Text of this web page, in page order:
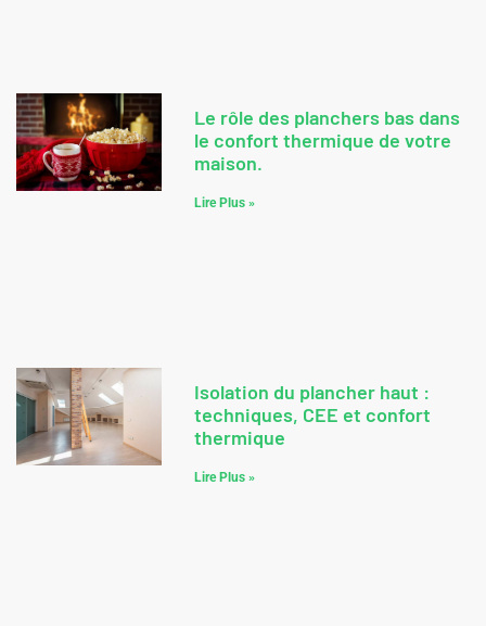
Le rôle des planchers bas dans
le confort thermique de votre
maison.
Lire Plus »
Isolation du plancher haut :
techniques, CEE et confort
thermique
Lire Plus »